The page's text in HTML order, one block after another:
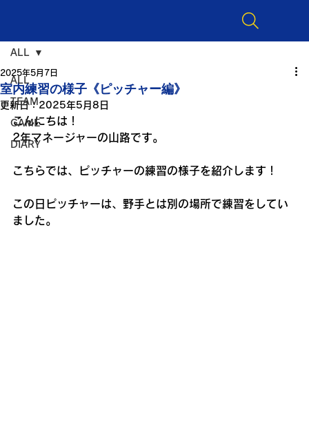
ALL
TEAM
GAME
DIARY
ALL
室内練習の様子《ピッチャー編》
2025年5月7日
更新日：2025年5月8日
こんにちは！
2年マネージャーの山路です。
こちらでは、ピッチャーの練習の様子を紹介します！
この日ピッチャーは、野手とは別の場所で練習をしてい
ました。